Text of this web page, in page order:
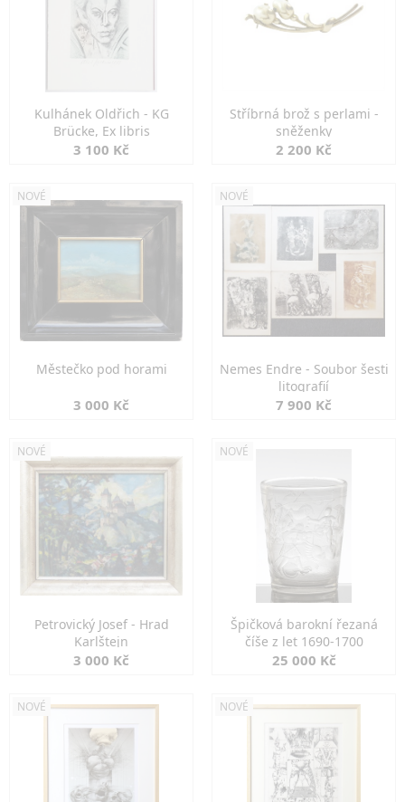
Kulhánek Oldřich - KG
Brücke, Ex libris
3 100 Kč
Stříbrná brož s perlami -
sněženky
2 200 Kč
NOVÉ
Městečko pod horami
3 000 Kč
NOVÉ
Nemes Endre - Soubor šesti
litografií
7 900 Kč
NOVÉ
Petrovický Josef - Hrad
Karlštejn
3 000 Kč
NOVÉ
Špičková barokní řezaná
číše z let 1690-1700
25 000 Kč
NOVÉ NOVÉ